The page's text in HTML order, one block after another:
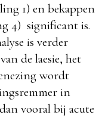
1) en bekappen
4) significant is.
is verder
de laesie, het
wordt
in
vooral bij acute